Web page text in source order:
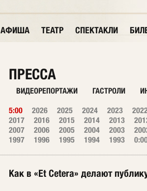
АФИША ТЕАТР СПЕКТАКЛИ
ПРЕССА
ВИДЕОРЕПОРТАЖИ ГАСТРОЛИ
5:00 2026 2025 2024 2023
2017
2016 2015 2014 2013
2007
2006 2005 2004 2003
1997
1996 1995 1994 1993
Как в «Et Cetera» делают